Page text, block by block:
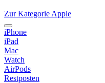
Zur Kategorie Apple
iPhone
iPad
Mac
Watch
AirPods
Restposten